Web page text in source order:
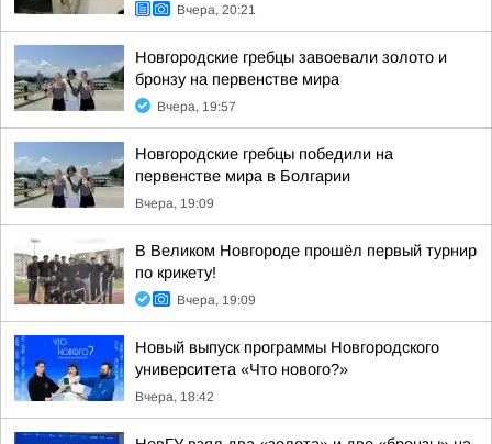
Вчера, 20:21
Новгородские гребцы завоевали золото и
бронзу на первенстве мира
Вчера, 19:57
Новгородские гребцы победили на
первенстве мира в Болгарии
Вчера, 19:09
В Великом Новгороде прошёл первый турнир
по крикету!
Вчера, 19:09
Новый выпуск программы Новгородского
университета «Что нового?»
Вчера, 18:42